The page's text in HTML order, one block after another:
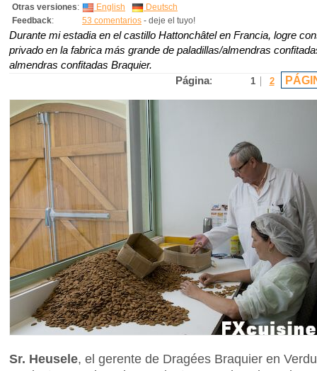
Otras versiones: English
Deutsch
Feedback: 53 comentarios - deje el tuyo!
Durante mi estadia en el castillo Hattonchâtel en Francia, logre
privado en la fabrica más grande de paladillas/almendras
almendras confitadas Braquier.
Página: 1 2
Sr. Heusele, el gerente de Dragées Braquier en